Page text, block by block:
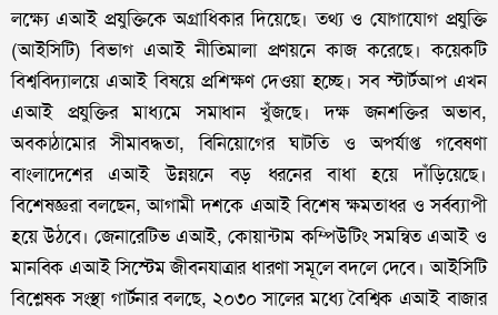
লক্ষ্যে এআই প্রযুক্তিকে অগ্রাধিকার দিয়েছে। তথ্য ও যোগাযোগ প্রযুক্তি
(আইসিটি) বিভাগ এআই নীতিমালা প্রণয়নে কাজ করেছে। কয়েকটি
বিশ্ববিদ্যালয়ে এআই বিষয়ে প্রশিক্ষণ দেওয়া হচ্ছে। সব স্টার্টআপ এখন
এআই প্রযুক্তির মাধ্যমে সমাধান খুঁজছে। দক্ষ জনশক্তির অভাব,
অবকাঠামোর সীমাবদ্ধতা, বিনিয়োগের ঘাটতি ও অপর্যাপ্ত গবেষণা
বাংলাদেশের এআই উন্নয়নে বড় ধরনের বাধা হয়ে দাঁড়িয়েছে।
বিশেষজ্ঞরা বলছেন, আগামী দশকে এআই বিশেষ ক্ষমতাধর ও সর্বব্যাপী
হয়ে উঠবে। জেনারেটিভ এআই, কোয়ান্টাম কম্পিউটিং সমন্বিত এআই ও
মানবিক এআই সিস্টেম জীবনযাত্রার ধারণা সমূলে বদলে দেবে। আইসিটি
বিশ্লেষক সংস্থা গার্টনার বলছে, ২০৩০ সালের মধ্যে বৈশ্বিক এআই বাজার